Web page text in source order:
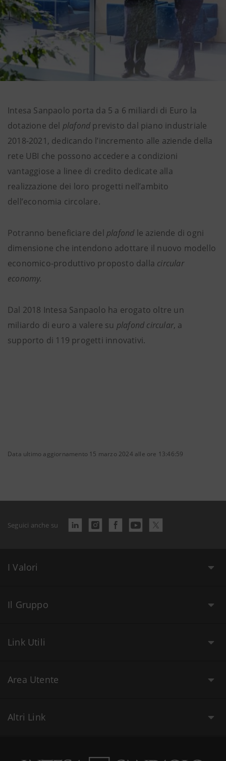
Intesa Sanpaolo porta da 5 a 6 miliardi di Euro la
dotazione del plafond previsto dal piano industriale
2018-2021, dedicando l’incremento alle aziende della
rete UBI che possono accedere a condizioni
vantaggiose a linee di credito dedicate alla
realizzazione dei loro progetti nell’ambito
dell’economia circolare.
Potranno beneficiare del plafond le aziende di ogni
dimensione che intendono adottare il nuovo modello
economico-produttivo proposto dalla circular
economy.
Dal 2018 Intesa Sanpaolo ha erogato oltre un
miliardo di euro a valere su plafond circular, a
supporto di 119 progetti innovativi.
Data ultimo aggiornamento 15 marzo 2024 alle ore 13:46:59
Seguici anche su
I Valori
Il Gruppo
Link Utili
Area Utente
Altri Link